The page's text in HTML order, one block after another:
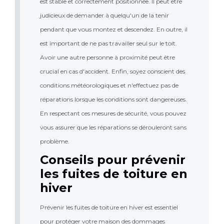
judicieux de demander à quelqu'un de la tenir
pendant que vous montez et descendez. En outre, il
est important de ne pas travailler seul sur le toit.
Avoir une autre personne à proximité peut être
crucial en cas d'accident. Enfin, soyez conscient des
conditions météorologiques et n'effectuez pas de
réparations lorsque les conditions sont dangereuses.
En respectant ces mesures de sécurité, vous pouvez
vous assurer que les réparations se dérouleront sans
problème.
Conseils pour prévenir
les fuites de toiture en
hiver
Prévenir les fuites de toiture en hiver est essentiel
pour protéger votre maison des dommages